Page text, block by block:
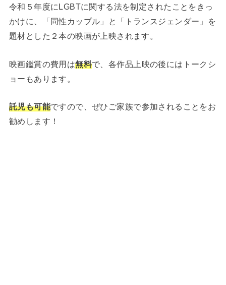
令和５年度にLGBTに関する法を制定されたことをきっ
かけに、「同性カップル」と「トランスジェンダー」を
題材とした２本の映画が上映されます。
映画鑑賞の費用は無料で、各作品上映の後にはトークシ
ョーもあります。
託児も可能ですので、ぜひご家族で参加されることをお
勧めします！